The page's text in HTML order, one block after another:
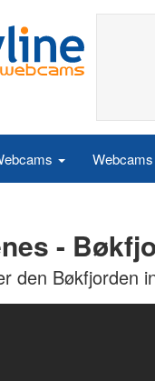
-
den Bøkfjorden